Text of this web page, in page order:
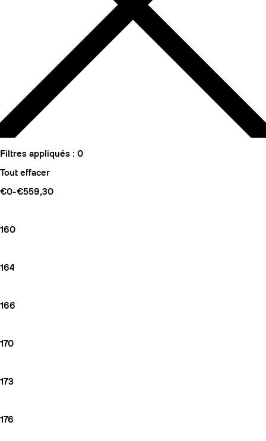
Filtres appliqués : 0
Tout effacer
€0-€559,30
160
164
166
170
173
176